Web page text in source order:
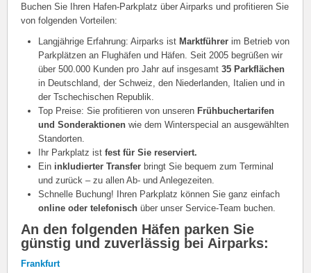
Buchen Sie Ihren Hafen-Parkplatz über Airparks und profitieren Sie
von folgenden Vorteilen:
Langjährige Erfahrung: Airparks ist Marktführer im Betrieb von
Parkplätzen an Flughäfen und Häfen. Seit 2005 begrüßen wir
über 500.000 Kunden pro Jahr auf insgesamt 35 Parkflächen
in Deutschland, der Schweiz, den Niederlanden, Italien und in
der Tschechischen Republik.
Top Preise: Sie profitieren von unseren Frühbuchertarifen
und Sonderaktionen wie dem Winterspecial an ausgewählten
Standorten.
Ihr Parkplatz ist fest für Sie reserviert.
Ein inkludierter Transfer bringt Sie bequem zum Terminal
und zurück – zu allen Ab- und Anlegezeiten.
Schnelle Buchung! Ihren Parkplatz können Sie ganz einfach
online oder telefonisch über unser Service-Team buchen.
An den folgenden Häfen parken Sie
günstig und zuverlässig bei Airparks:
Frankfurt